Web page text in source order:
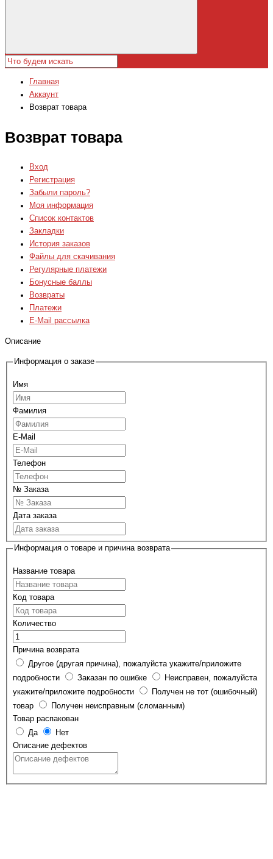
Главная
Аккаунт
Возврат товара
Возврат товара
Вход
Регистрация
Забыли пароль?
Моя информация
Список контактов
Закладки
История заказов
Файлы для скачивания
Регулярные платежи
Бонусные баллы
Возвраты
Платежи
E-Mail рассылка
Описание
Информация о заказе
Имя
Фамилия
E-Mail
Телефон
№ Заказа
Дата заказа
Информация о товаре и причина возврата
Название товара
Код товара
Количество
Причина возврата
Другое (другая причина), пожалуйста укажите/приложите
подробности
Заказан по ошибке
Неисправен, пожалуйста
укажите/приложите подробности
Получен не тот (ошибочный)
товар
Получен неисправным (сломанным)
Товар распакован
Да
Нет
Описание дефектов